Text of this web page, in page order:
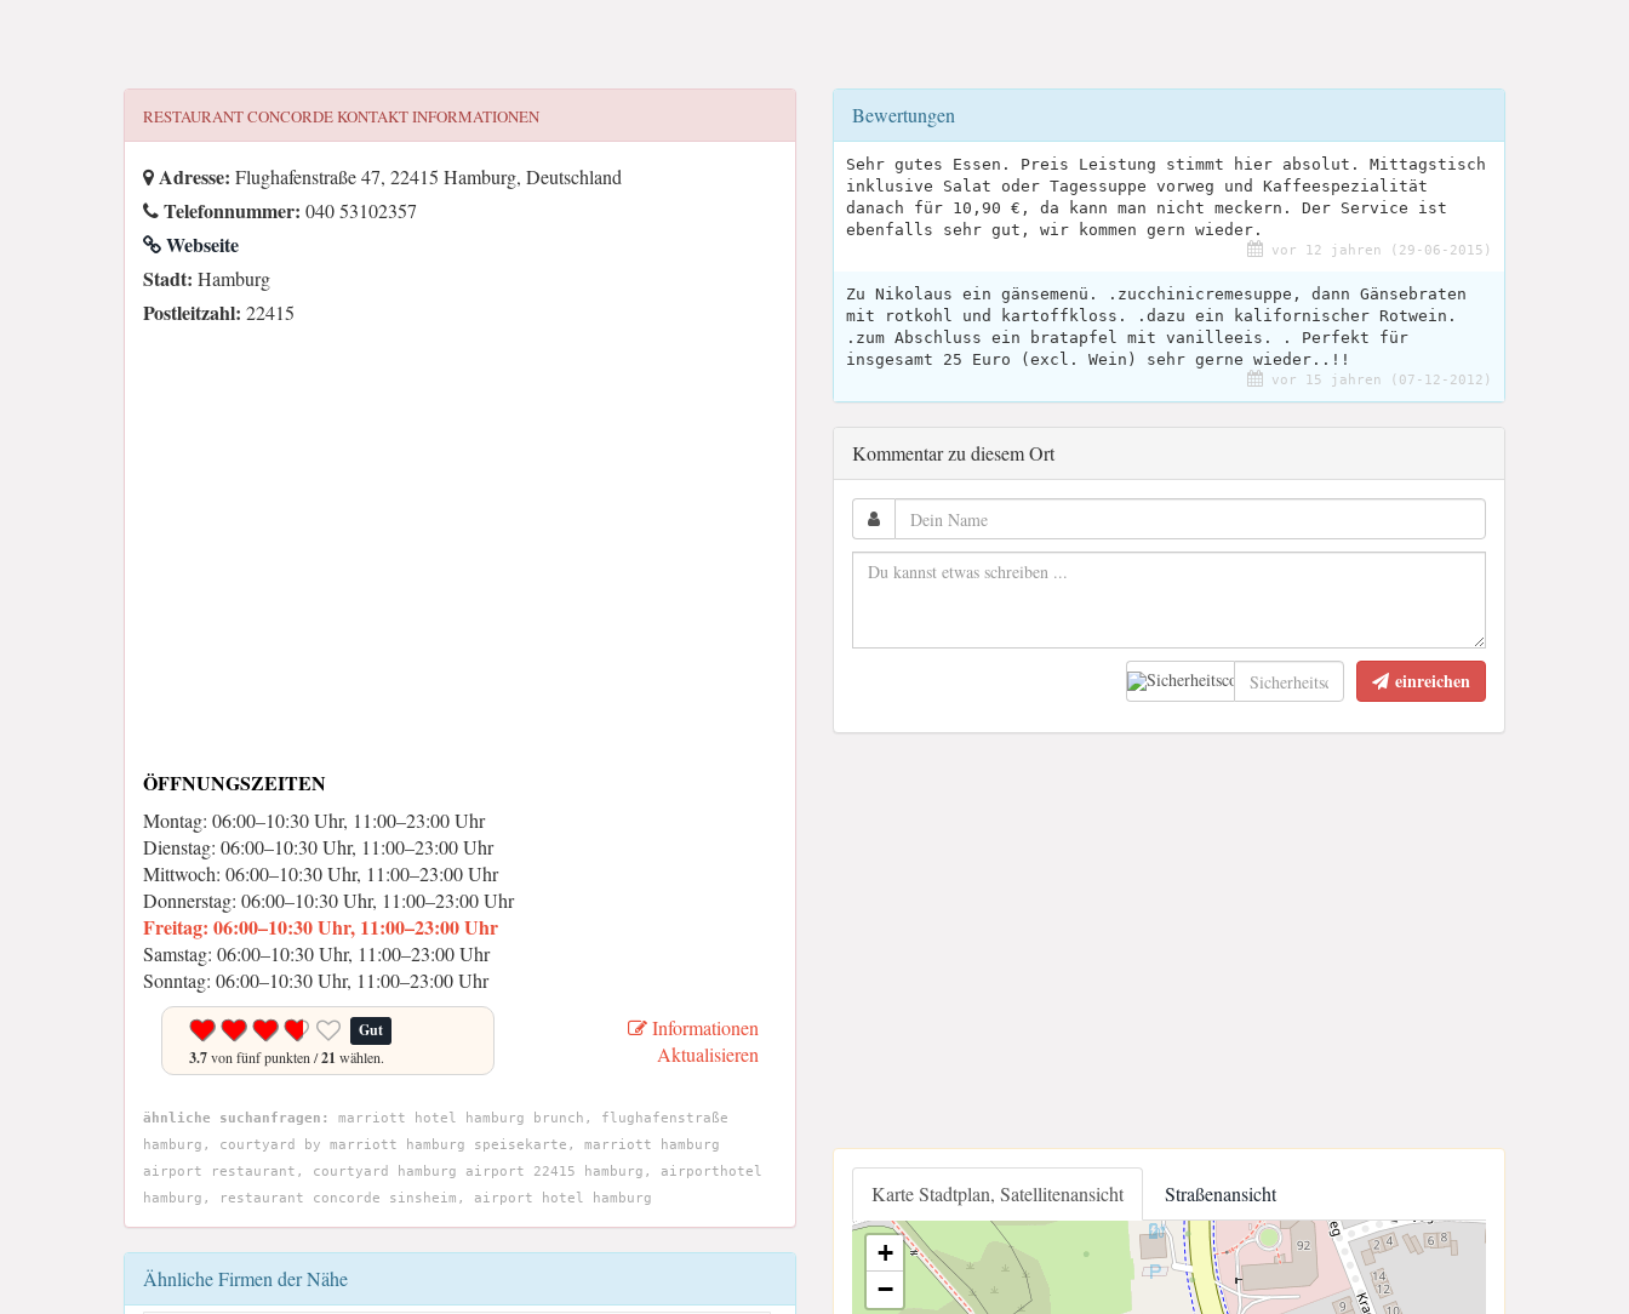
RESTAURANT CONCORDEKONTAKT INFORMATIONEN
Adresse: Flughafenstraße 47, 22415 Hamburg, Deutschland
Telefonnummer: 040 53102357
Webseite
Stadt: Hamburg
Postleitzahl: 22415
ÖFFNUNGSZEITEN
Montag: 06:00–10:30 Uhr, 11:00–23:00 Uhr
Dienstag: 06:00–10:30 Uhr, 11:00–23:00 Uhr
Mittwoch: 06:00–10:30 Uhr, 11:00–23:00 Uhr
Donnerstag: 06:00–10:30 Uhr, 11:00–23:00 Uhr
Freitag: 06:00–10:30 Uhr, 11:00–23:00 Uhr
Samstag: 06:00–10:30 Uhr, 11:00–23:00 Uhr
Sonntag: 06:00–10:30 Uhr, 11:00–23:00 Uhr
Gut
3.7von fünf punkten /21 wählen.
Informationen
Aktualisieren
ähnliche suchanfragen:
marriott hotel hamburg brunch, flughafenstraße
hamburg, courtyard by marriott hamburg speisekarte, marriott hamburg
airport restaurant, courtyard hamburg airport 22415 hamburg, airporthotel
hamburg, restaurant concorde sinsheim, airport hotel hamburg
Ähnliche Firmen der Nähe
Bewertungen
Sehr gutes Essen. Preis Leistung stimmt hier absolut. Mittagstisch
inklusive Salat oder Tagessuppe vorweg und Kaffeespezialität
danach für 10,90 €, da kann man nicht meckern. Der Service ist
ebenfalls sehr gut, wir kommen gern wieder.
vor 12 jahren (29-06-2015)
Zu Nikolaus ein gänsemenü. .zucchinicremesuppe, dann Gänsebraten
mit rotkohl und kartoffkloss. .dazu ein kalifornischer Rotwein.
.zum Abschluss ein bratapfel mit vanilleeis. . Perfekt für
insgesamt 25 Euro (excl. Wein) sehr gerne wieder..!!
vor 15 jahren (07-12-2012)
Kommentar zu diesem Ort
einreichen
Karte Stadtplan, Satellitenansicht Straßenansicht
+
−